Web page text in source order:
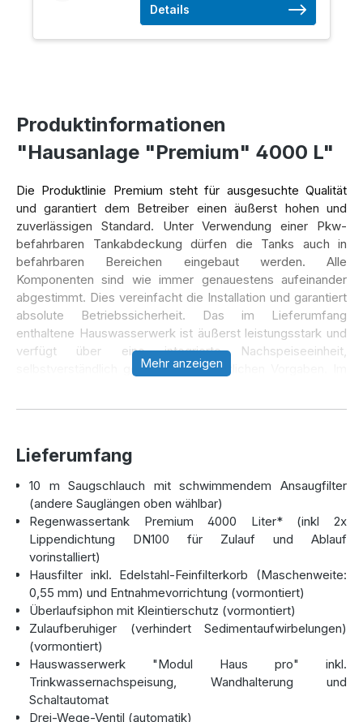
Details
Produktinformationen
"Hausanlage "Premium" 4000 L"
Die Produktlinie Premium steht für ausgesuchte Qualität
und garantiert dem Betreiber einen äußerst hohen und
zuverlässigen Standard. Unter Verwendung einer Pkw-
befahrbaren Tankabdeckung dürfen die Tanks auch in
befahrbaren Bereichen eingebaut werden. Alle
Komponenten sind wie immer genauestens aufeinander
abgestimmt. Dies vereinfacht die Installation und garantiert
absolute Betriebssicherheit. Das im Lieferumfang
enthaltene Hauswasserwerk ist äußerst leistungsstark und
verfügt über eine integrierte Nachspeiseeinheit,
selbstverständlich gemäß der gesetzlichen Vorgaben. Im
versorgen und/oder parallel dazu den Garten zu
Mehr anzeigen
Lieferumfang
10 m Saugschlauch mit schwimmendem Ansaugfilter
(andere Sauglängen oben wählbar)
Regenwassertank Premium 4000 Liter* (inkl 2x
Lippendichtung DN100 für Zulauf und Ablauf
vorinstalliert)
Hausfilter inkl. Edelstahl-Feinfilterkorb (Maschenweite:
0,55 mm) und Entnahmevorrichtung (vormontiert)
Überlaufsiphon mit Kleintierschutz (vormontiert)
Zulaufberuhiger (verhindert Sedimentaufwirbelungen)
(vormontiert)
Hauswasserwerk "Modul Haus pro" inkl.
Trinkwassernachspeisung, Wandhalterung und
Schaltautomat
Drei-Wege-Ventil (automatik)